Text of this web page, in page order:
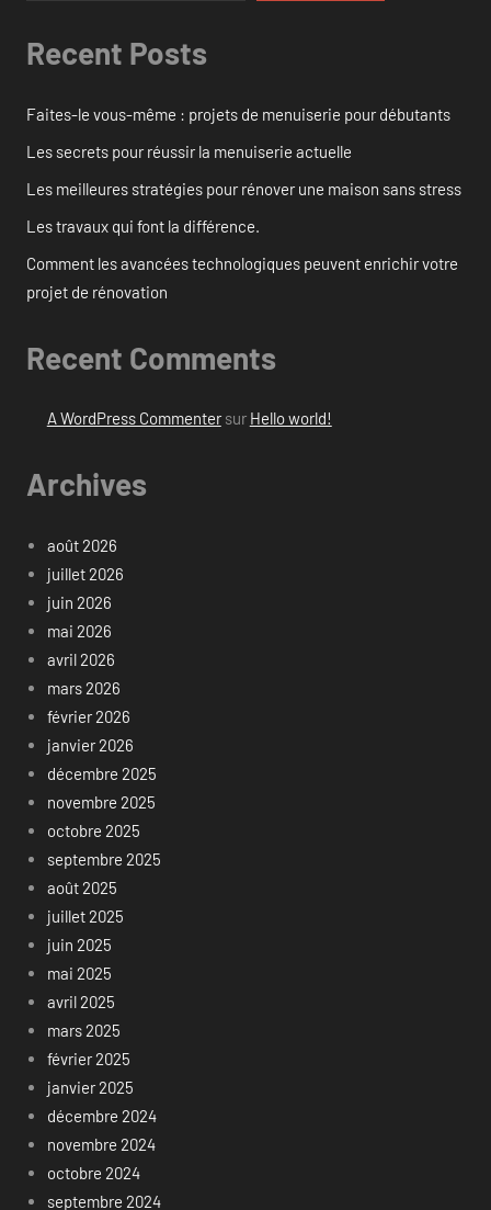
Recent Posts
Faites-le vous-même : projets de menuiserie pour débutants
Les secrets pour réussir la menuiserie actuelle
Les meilleures stratégies pour rénover une maison sans stress
Les travaux qui font la différence.
Comment les avancées technologiques peuvent enrichir votre
projet de rénovation
Recent Comments
A WordPress Commentersur Hello world!
Archives
août 2026
juillet 2026
juin 2026
mai 2026
avril 2026
mars 2026
février 2026
janvier 2026
décembre 2025
novembre 2025
octobre 2025
septembre 2025
août 2025
juillet 2025
juin 2025
mai 2025
avril 2025
mars 2025
février 2025
janvier 2025
décembre 2024
novembre 2024
octobre 2024
septembre 2024